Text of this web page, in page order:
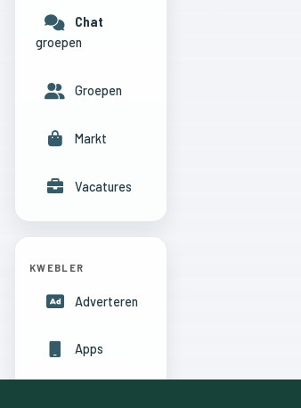
Chat
groepen
Groepen
Markt
Vacatures
KWEBLER
Adverteren
Apps